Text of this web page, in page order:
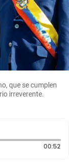
que se cumplen
irreverente.
00:52